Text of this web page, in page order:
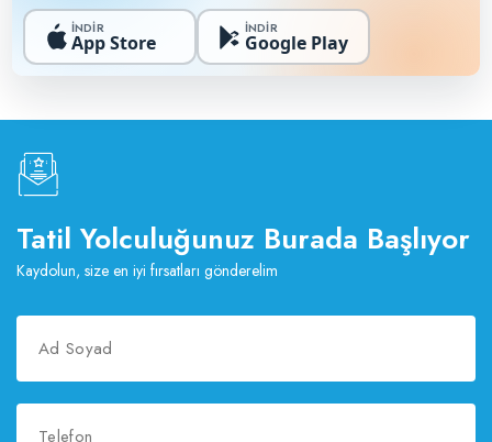
İNDİR
App Store
İNDİR
Google Play
Tatil Yolculuğunuz Burada Başlıyor
Kaydolun, size en iyi fırsatları gönderelim